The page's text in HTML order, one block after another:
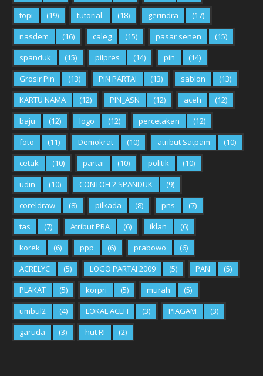
topi
(19) tutorial. (18) gerindra
(17)
nasdem
(16) caleg (15) pasar senen
(15)
spanduk
(15) pilpres (14) pin
(14)
Grosir Pin
(13) PIN PARTAI (13) sablon
(13)
KARTU NAMA
(12) PIN_ASN (12) aceh
(12)
baju
(12) logo (12) percetakan
(12)
foto
(11) Demokrat (10) atribut Satpam
(10)
cetak
(10) partai (10) politik
(10)
udin
(10) CONTOH 2 SPANDUK
(9)
coreldraw
(8) pilkada (8) pns
(7)
tas
(7) Atribut PRA (6) iklan
(6)
korek
(6) ppp (6) prabowo
(6)
ACRELYC
(5) LOGO PARTAI 2009 (5) PAN
(5)
PLAKAT
(5) korpri (5) murah
(5)
umbul2
(4) LOKAL ACEH (3) PIAGAM
(3)
garuda
(3) hut RI (2)